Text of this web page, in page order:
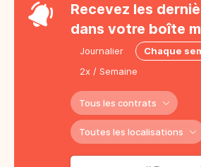
Recevez les
dans votre boîte
Journalier
Chaque
2x / Semaine
Tous les contrats
Toutes les localisations